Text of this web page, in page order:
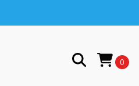
0